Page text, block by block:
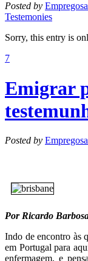
Posted by
Testemonies
Sorry, this entry is
7
Emigrar
Posted by
Por Ricardo
Indo de encontro às
em Portugal para
enfermagem, e